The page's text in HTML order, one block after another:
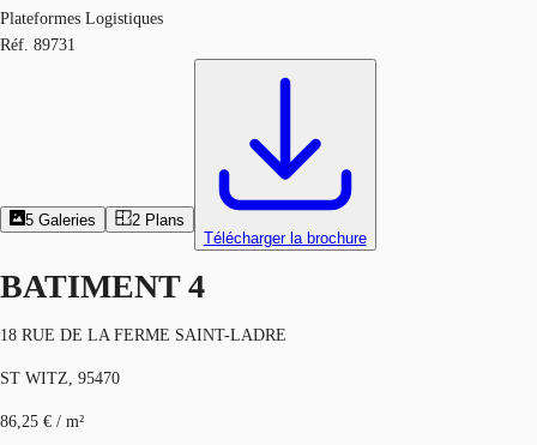
Plateformes Logistiques
Réf. 89731
5 Galeries 2 Plans
Télécharger la brochure
BATIMENT 4
18 RUE DE LA FERME SAINT-LADRE
ST WITZ, 95470
86,25 € / m²